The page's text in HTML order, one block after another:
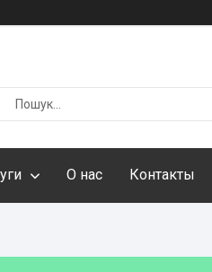
О нас Контакты